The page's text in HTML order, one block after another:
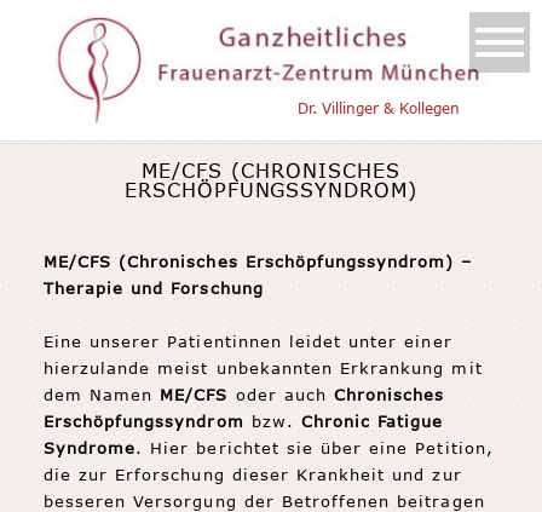
Dr. Villinger & Kollegen
ME/CFS (CHRONISCHES
ERSCHÖPFUNGSSYNDROM)
ME/CFS (Chronisches Erschöpfungssyndrom) –
Therapie und Forschung
Eine unserer Patientinnen leidet unter einer
hierzulande meist unbekannten Erkrankung mit
dem Namen ME/CFS oder auch Chronisches
Erschöpfungssyndrom bzw. Chronic Fatigue
Syndrome. Hier berichtet sie über eine Petition,
die zur Erforschung dieser Krankheit und zur
besseren Versorgung der Betroffenen beitragen